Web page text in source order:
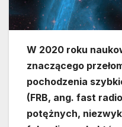
W 2020 roku
znaczącego
pochodzenia
(FRB, ang. fast
potężnych,